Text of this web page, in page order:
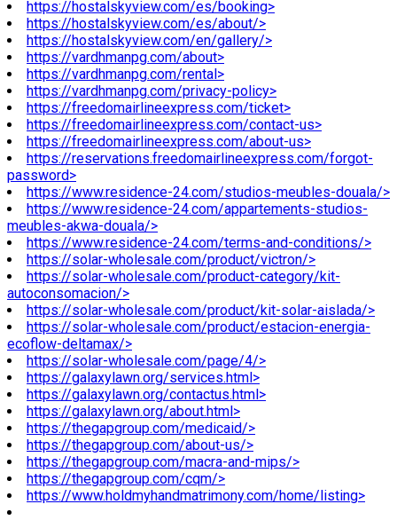
https://hostalskyview.com/es/booking>
https://hostalskyview.com/es/about/>
https://hostalskyview.com/en/gallery/>
https://vardhmanpg.com/about>
https://vardhmanpg.com/rental>
https://vardhmanpg.com/privacy-policy>
https://freedomairlineexpress.com/ticket>
https://freedomairlineexpress.com/contact-us>
https://freedomairlineexpress.com/about-us>
https://reservations.freedomairlineexpress.com/forgot-
password>
https://www.residence-24.com/studios-meubles-douala/>
https://www.residence-24.com/appartements-studios-
meubles-akwa-douala/>
https://www.residence-24.com/terms-and-conditions/>
https://solar-wholesale.com/product/victron/>
https://solar-wholesale.com/product-category/kit-
autoconsomacion/>
https://solar-wholesale.com/product/kit-solar-aislada/>
https://solar-wholesale.com/product/estacion-energia-
ecoflow-deltamax/>
https://solar-wholesale.com/page/4/>
https://galaxylawn.org/services.html>
https://galaxylawn.org/contactus.html>
https://galaxylawn.org/about.html>
https://thegapgroup.com/medicaid/>
https://thegapgroup.com/about-us/>
https://thegapgroup.com/macra-and-mips/>
https://thegapgroup.com/cqm/>
https://www.holdmyhandmatrimony.com/home/listing>